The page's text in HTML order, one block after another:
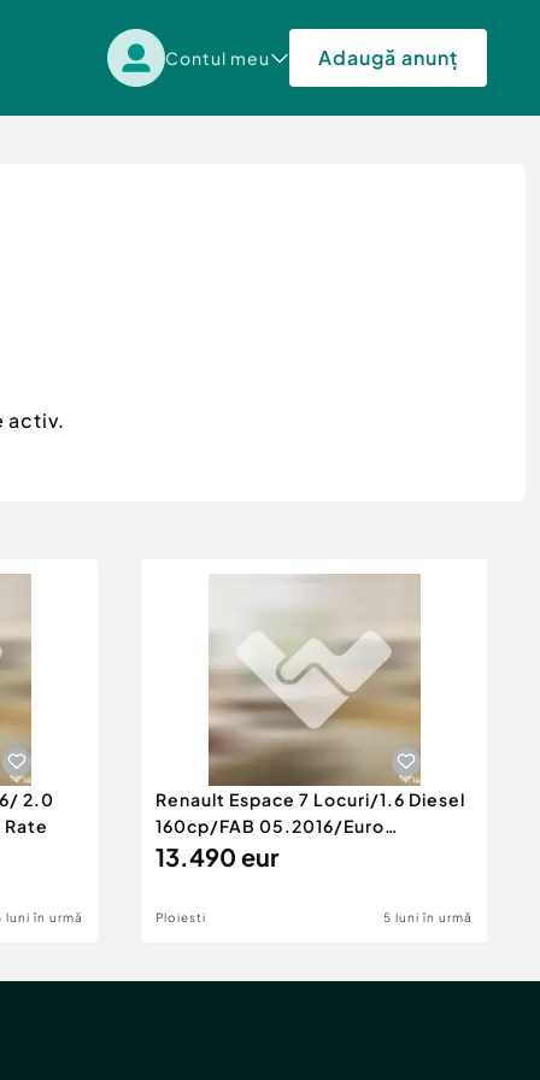
Contul meu Adaugă anunț
activ.
2.0
luni în urmă
Renault Espace 7 Locuri/1.6 Diesel
160cp/FAB 05.2016/Euro
6/Posibilita
13.490 eur
Ploiesti 5 luni în urmă